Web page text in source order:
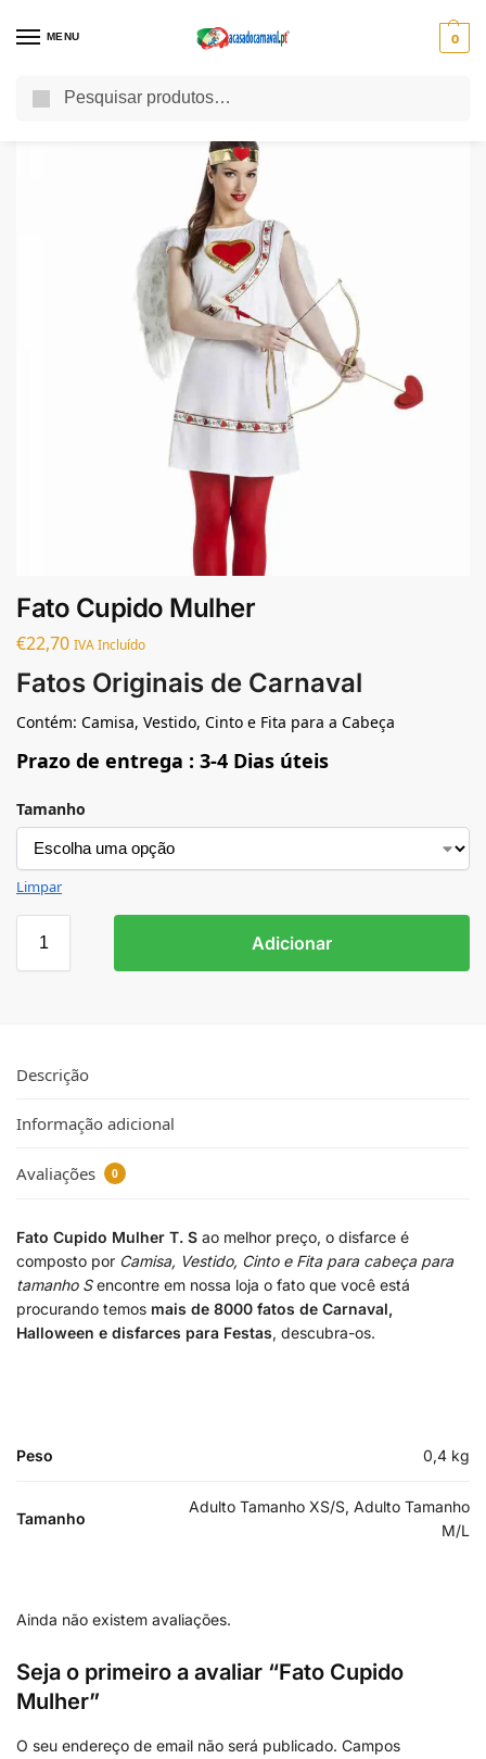
MENU 0
Fatos de Carnaval / Fatos de Carnaval Adulto
Fato Cupido Mulher
€22,70 IVA Incluído
Fatos Originais de Carnaval
Contém: Camisa, Vestido, Cinto e Fita para a Cabeça
Prazo de entrega : 3-4 Dias úteis
Tamanho
Limpar
Adicionar
Descrição
Informação adicional
Avaliações 0
Fato Cupido Mulher T. S ao melhor preço, o disfarce é
composto por Camisa, Vestido, Cinto e Fita para cabeça para
tamanho Sencontre em nossa loja o fato que você está
procurando temos mais de 8000 fatos de Carnaval,
Halloween e disfarces para Festas, descubra-os.
Peso 0,4 kg
Tamanho
Adulto Tamanho XS/S, Adulto Tamanho
M/L
Ainda não existem avaliações.
Seja o primeiro a avaliar “Fato Cupido
Mulher”
O seu endereço de email não será publicado. Campos